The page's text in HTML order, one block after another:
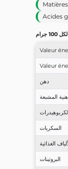
Acides
Valeur
Valeur
دهن
المشبعة
السكريات
الغذائية
البروتينات